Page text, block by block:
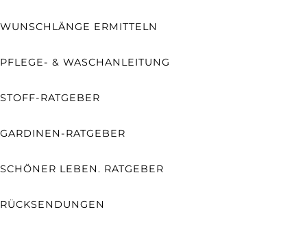
WUNSCHLÄNGE ERMITTELN
PFLEGE- & WASCHANLEITUNG
STOFF-RATGEBER
GARDINEN-RATGEBER
SCHÖNER LEBEN. RATGEBER
RÜCKSENDUNGEN